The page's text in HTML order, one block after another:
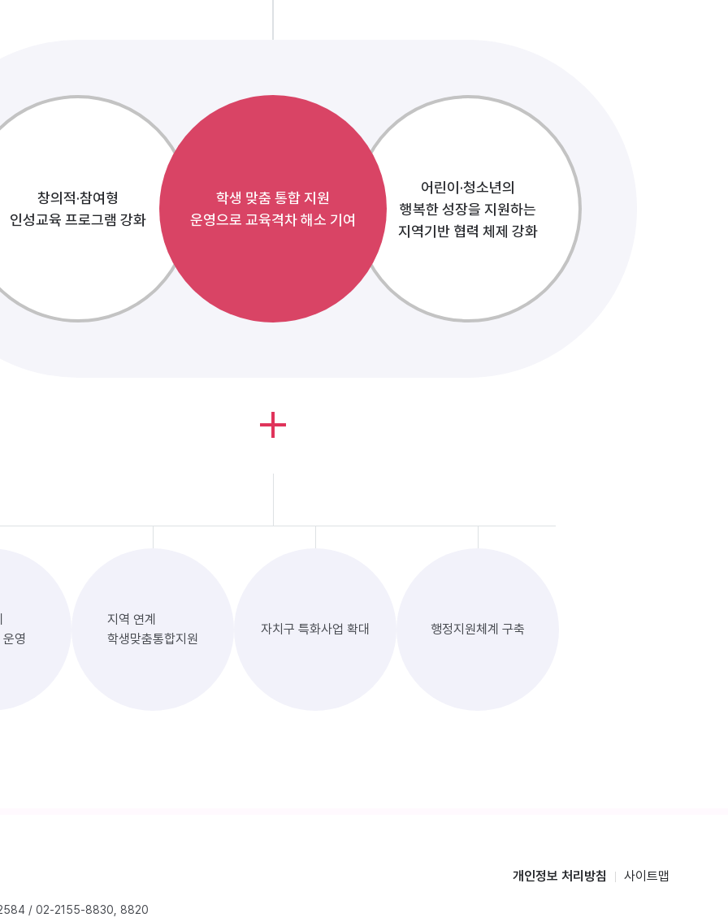
창의적·참여형
인성교육 프로그램 강화
학생 맞춤 통합 지원
운영으로 교육격차 해소 기여
어린이·청소년의
행복한 성장을 지원하는
지역기반 협력 체제 강화
영
지역 연계
학생맞춤통합지원
자치구 특화사업 확대 행정지원체계 구축
개인정보 처리방침 사이트맵
/ 02-2155-8830, 8820